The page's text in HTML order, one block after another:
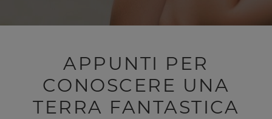
APPUNTI PER
CONOSCERE UNA
TERRA FANTASTICA